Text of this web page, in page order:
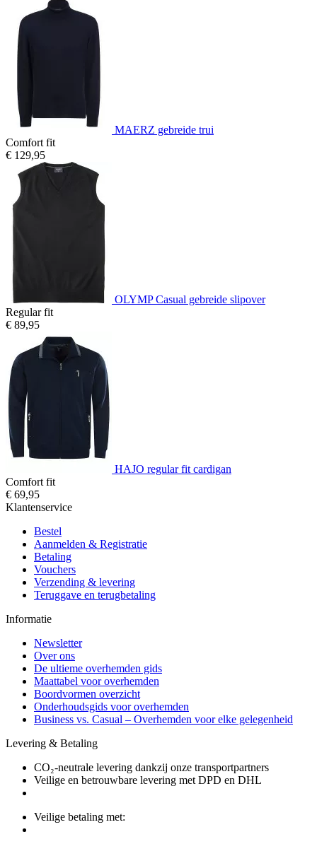
MAERZ gebreide trui
Comfort fit
€ 129,95
OLYMP Casual gebreide slipover
Regular fit
€ 89,95
HAJO regular fit cardigan
Comfort fit
€ 69,95
Klantenservice
Bestel
Aanmelden & Registratie
Betaling
Vouchers
Verzending & levering
Teruggave en terugbetaling
Informatie
Newsletter
Over ons
De ultieme overhemden gids
Maattabel voor overhemden
Boordvormen overzicht
Onderhoudsgids voor overhemden
Business vs. Casual – Overhemden voor elke gelegenheid
Levering & Betaling
CO₂-neutrale levering dankzij onze transportpartners
Veilige en betrouwbare levering met DPD en DHL
Veilige betaling met: